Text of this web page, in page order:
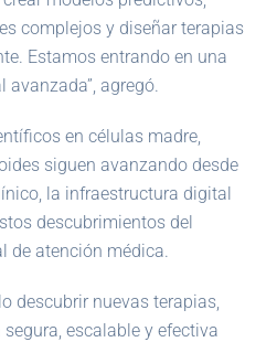
complejos y diseñar terapias
Estamos entrando en una
agregó.
en células madre,
siguen avanzando desde
la infraestructura digital
descubrimientos del
de atención médica.
descubrir nuevas terapias,
escalable y efectiva